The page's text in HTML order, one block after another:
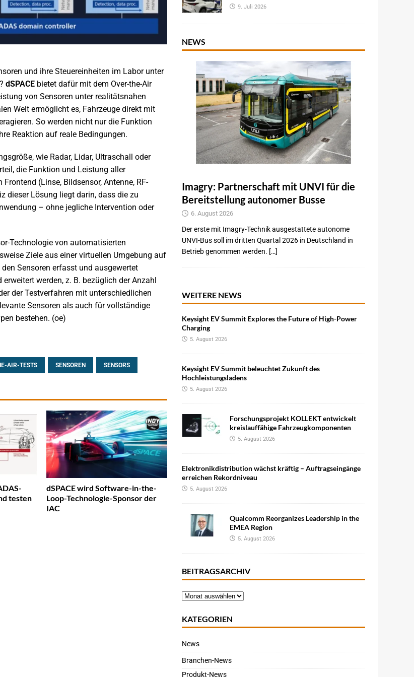
und ihre Steuereinheiten im Labor unter
dSPACE bietet dafür mit dem Over-the-Air
von Sensoren unter realitätsnahen
Welt ermöglicht es, Fahrzeuge direkt mit
So werden nicht nur die Funktion
Reaktion auf reale Bedingungen.
wie Radar, Lidar, Ultraschall oder
die Funktion und Leistung aller
(Linse, Bildsensor, Antenne, RF-
dieser Lösung liegt darin, dass die zu
– ohne jegliche Intervention oder
Technologie von automatisierten
Ziele aus einer virtuellen Umgebung auf
Sensoren erfasst und ausgewertet
werden, z. B. bezüglich der Anzahl
der Testverfahren mit unterschiedlichen
Sensoren als auch für vollständige
bestehen. (oe)
AIR-TESTS SENSOREN SENSORS
testen
dSPACE wird Software-in-the-
Loop-Technologie-Sponsor der
IAC
9. Juli 2026
NEWS
Imagry: Partnerschaft mit UNVI für die
Bereitstellung autonomer Busse
6. August 2026
Der erste mit Imagry-Technik ausgestattete autonome
UNVI-Bus soll im dritten Quartal 2026 in Deutschland in
Betrieb genommen werden. […]
WEITERE NEWS
Keysight EV Summit Explores the Future of High-Power
Charging
5. August 2026
Keysight EV Summit beleuchtet Zukunft des
Hochleistungsladens
5. August 2026
Forschungsprojekt KOLLEKT entwickelt
kreislauffähige Fahrzeugkomponenten
5. August 2026
Elektronikdistribution wächst kräftig – Auftragseingänge
erreichen Rekordniveau
5. August 2026
Qualcomm Reorganizes Leadership in the
EMEA Region
5. August 2026
BEITRAGSARCHIV
KATEGORIEN
News
Branchen-News
Produkt-News